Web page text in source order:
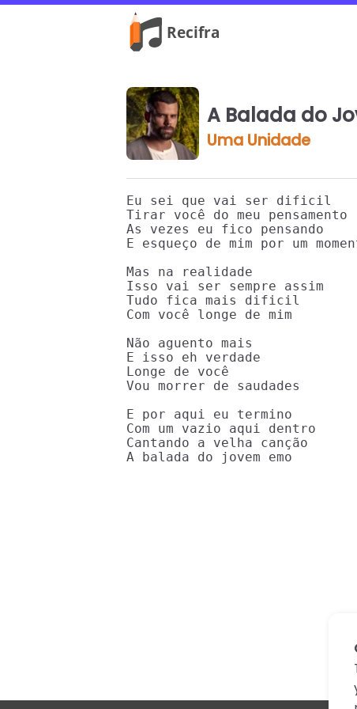
A Balada do
Uma Unidade
Eu sei que vai ser dificil
Tirar você do meu pensamento
As vezes eu fico pensando
E esqueço de mim por um
Mas na realidade
Isso vai ser sempre assim
Tudo fica mais dificil
Com você longe de mim
Não aguento mais
E isso eh verdade
Longe de você
Vou morrer de saudades
E por aqui eu termino
Com um vazio aqui dentro
Cantando a velha canção
A balada do jovem emo